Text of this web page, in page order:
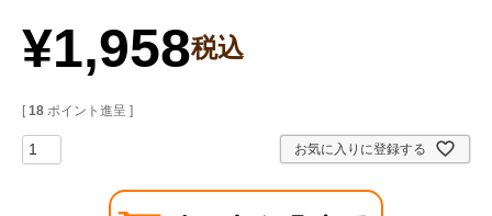
¥1,958税込
[ 18 ポイント進呈 ]
お気に入りに登録する